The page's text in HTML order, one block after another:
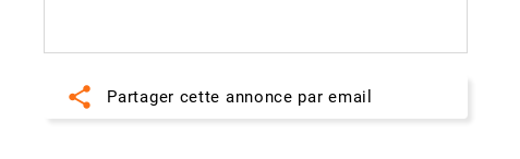
share Partager cette annonce par email